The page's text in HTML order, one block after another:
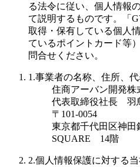
る法令に従い、個人情報
て説明するものです。「
取得・保有している個人
ているポイントカード等
問合せください。
1.事業者の名称、住所、
住商アーバン開発株
代表取締役社長
〒101-0054
東京都千代田区神
SQUARE 14階
2.個人情報保護に対する